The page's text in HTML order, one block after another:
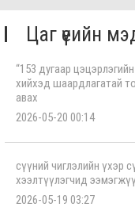
Цаг үеийн
“153 дугаар
хийхэд шаардлагатай
авах
2026-05-20 00:14
сүүний чиглэлийн үхэр
хээлтүүлэгчид
2026-05-19 03:27